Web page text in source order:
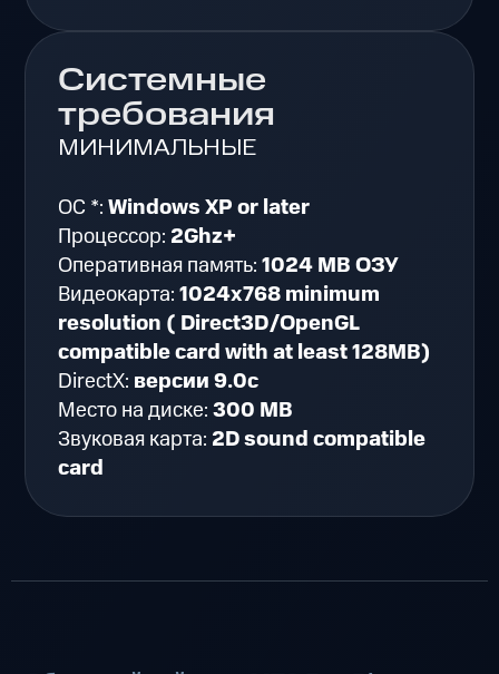
Системные
требования
МИНИМАЛЬНЫЕ
ОС *:Windows XP or later
Процессор: 2Ghz+
Оперативная память:1024 MB ОЗУ
Видеокарта:1024x768 minimum
resolution ( Direct3D/OpenGL
compatible card with at least 128MB)
DirectX: версии 9.0c
Место на диске:300 MB
Звуковая карта: 2D sound compatible
card